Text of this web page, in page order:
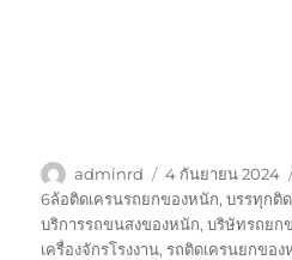
ผู้
เขียน
adminrd
เขียน
เมื่อ
4 กันยายน 2024
6ล้อติดเครนรถยกของหนัก,บรรทุกติ
บริการรถขนสงของหนัก,บริษัทรถยก
เครื่องจักรโรงงาน,รถติดเครนยกของ